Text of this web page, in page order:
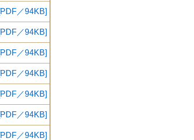
／94KB]
／94KB]
／94KB]
／94KB]
／94KB]
／94KB]
／94KB]